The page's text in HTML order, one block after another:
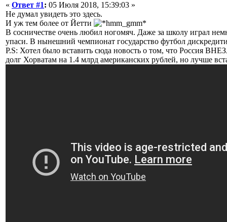
« Ответ #1: 05 Июля 2018, 15:39:03 »
Не думал увидеть это здесь.
И уж тем более от Йетти
В сосничестве очень любил ногомяч. Даже за школу играл
упаси. В нынешний чемпионат государство футбол
P.S: Хотел было вставить сюда новость о том, что Россия
долг Хорватам на 1.4 млрд американских рублей, но лучше